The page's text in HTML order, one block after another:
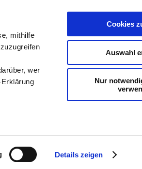
mithilfe
wer
Details zeigen
Cookies
Auswahl
Nur